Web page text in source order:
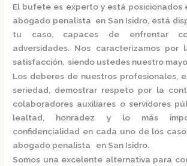
El bufete es experto y está posicionados
abogado penalista en San Isidro, está
tu caso, capaces de enfrentar
adversidades. Nos caracterizamos por
satisfacción, siendo ustedes nuestro
Los deberes de nuestros profesionales,
seriedad, demostrar respeto por la
colaboradores auxiliares o servidores
lealtad, honradez y lo más
confidencialidad en cada uno de los
abogado penalista en San Isidro.
Somos una excelente alternativa para